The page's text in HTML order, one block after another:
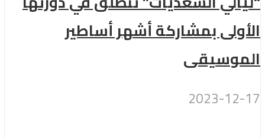
الأولى بمشاركة أشهر أساطير
الموسيقى
2023-12-17